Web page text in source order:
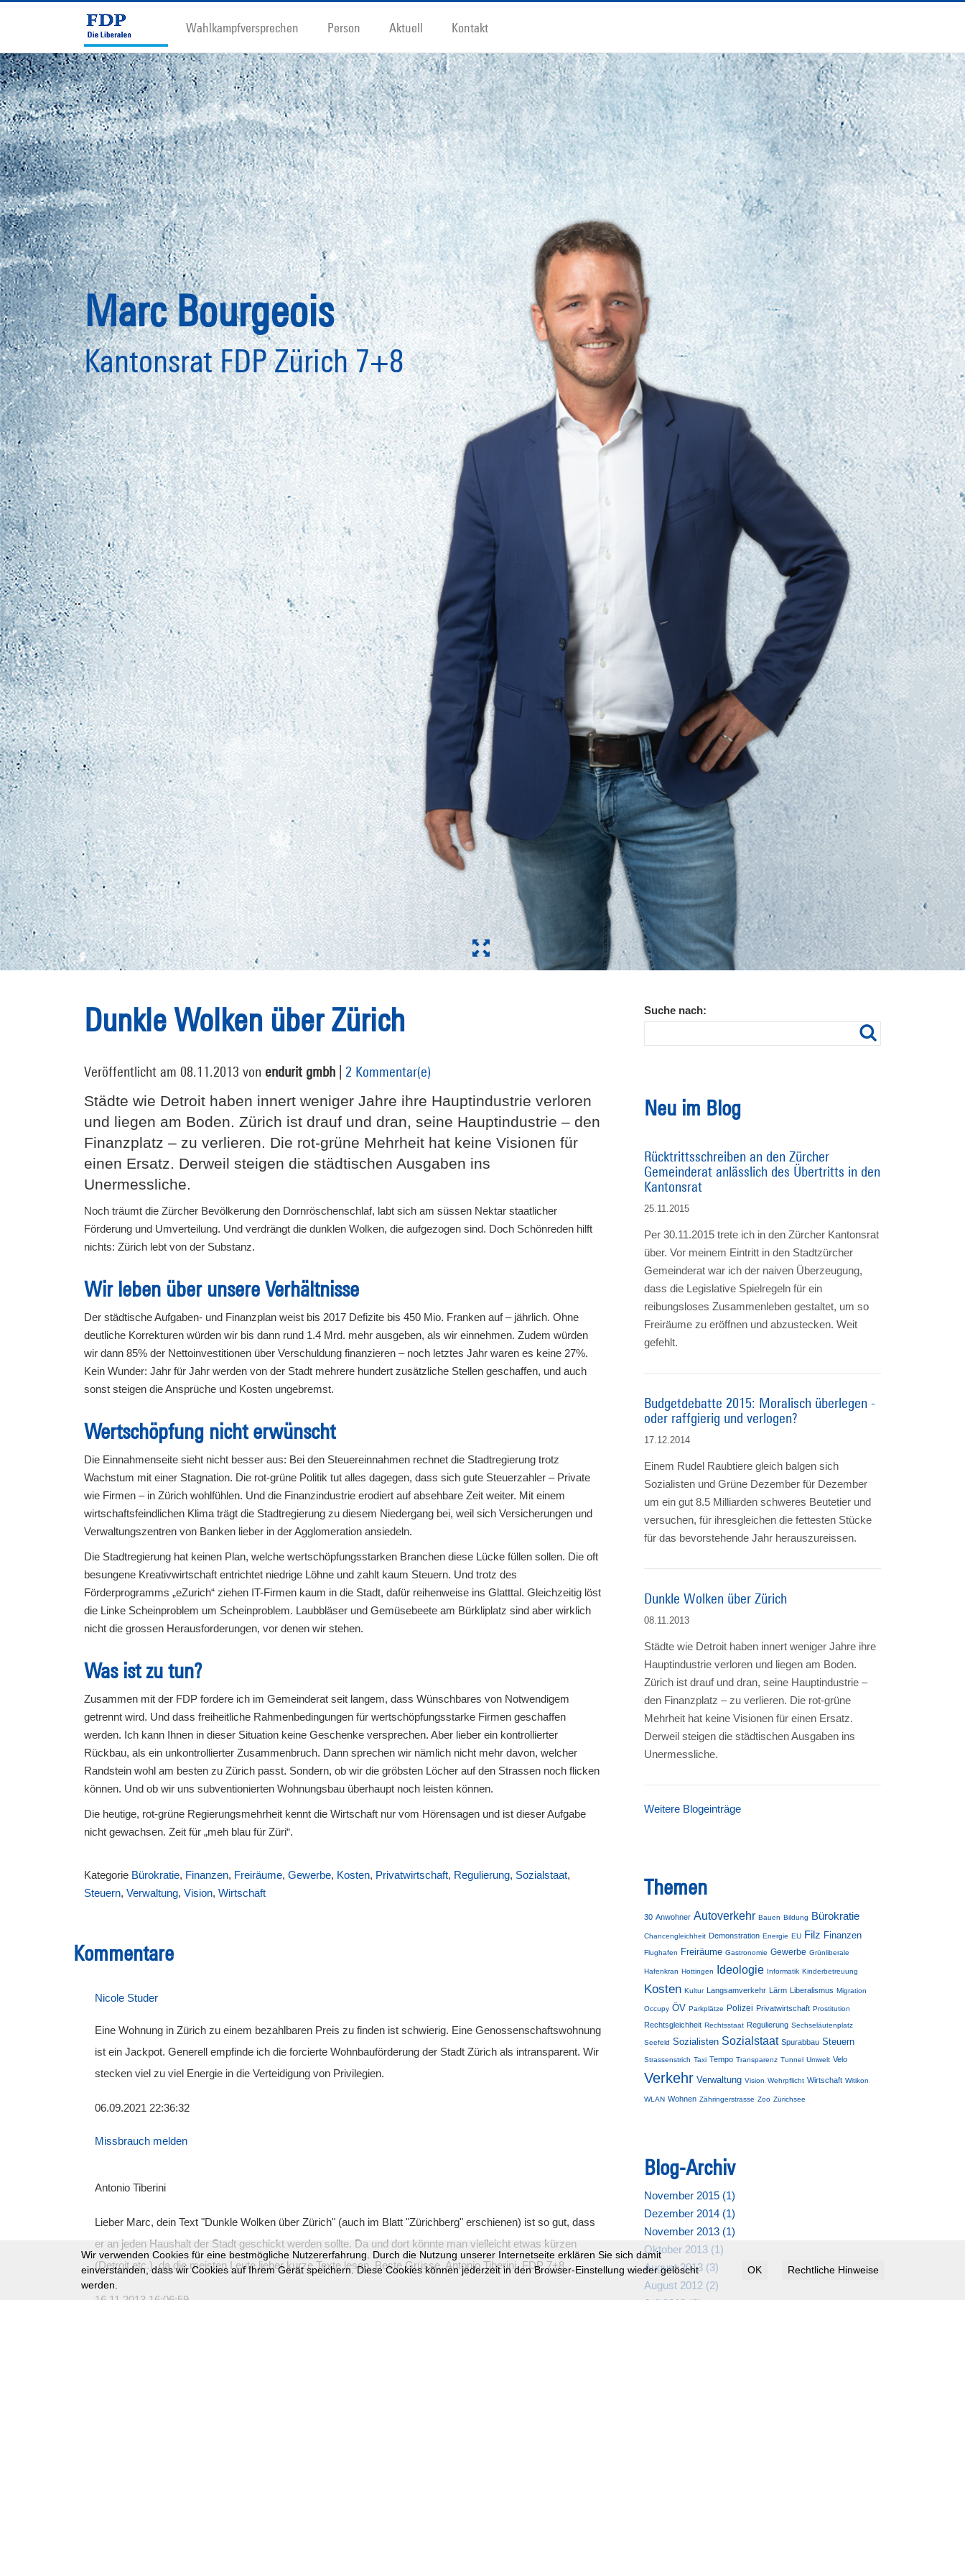
Wahlkampfversprechen Person Aktuell Kontakt
Marc Bourgeois
Kantonsrat FDP Zürich 7+8
Dunkle Wolken über Zürich
Veröffentlicht am 08.11.2013 von endurit gmbh
2 Kommentar(e)
Städte wie Detroit haben innert weniger Jahre ihre Hauptindustrie verloren
und liegen am Boden. Zürich ist drauf und dran, seine Hauptindustrie – den
Finanzplatz – zu verlieren. Die rot-grüne Mehrheit hat keine Visionen für
einen Ersatz. Derweil steigen die städtischen Ausgaben ins
Unermessliche.
Noch träumt die Zürcher Bevölkerung den Dornröschenschlaf, labt sich am süssen Nektar staatlicher
Förderung und Umverteilung. Und verdrängt die dunklen Wolken, die aufgezogen sind. Doch Schönreden hilft
nichts: Zürich lebt von der Substanz.
Wir leben über unsere Verhältnisse
Der städtische Aufgaben- und Finanzplan weist bis 2017 Defizite bis 450 Mio. Franken auf – jährlich. Ohne
deutliche Korrekturen würden wir bis dann rund 1.4 Mrd. mehr ausgeben, als wir einnehmen. Zudem würden
wir dann 85% der Nettoinvestitionen über Verschuldung finanzieren – noch letztes Jahr waren es keine 27%.
Kein Wunder: Jahr für Jahr werden von der Stadt mehrere hundert zusätzliche Stellen geschaffen, und auch
sonst steigen die Ansprüche und Kosten ungebremst.
Wertschöpfung nicht erwünscht
Die Einnahmenseite sieht nicht besser aus: Bei den Steuereinnahmen rechnet die Stadtregierung trotz
Wachstum mit einer Stagnation. Die rot-grüne Politik tut alles dagegen, dass sich gute Steuerzahler – Private
wie Firmen – in Zürich wohlfühlen. Und die Finanzindustrie erodiert auf absehbare Zeit weiter. Mit einem
wirtschaftsfeindlichen Klima trägt die Stadtregierung zu diesem Niedergang bei, weil sich Versicherungen und
Verwaltungszentren von Banken lieber in der Agglomeration ansiedeln.
Die Stadtregierung hat keinen Plan, welche wertschöpfungsstarken Branchen diese Lücke füllen sollen. Die oft
besungene Kreativwirtschaft entrichtet niedrige Löhne und zahlt kaum Steuern. Und trotz des
Förderprogramms „eZurich“ ziehen IT-Firmen kaum in die Stadt, dafür reihenweise ins Glatttal. Gleichzeitig löst
die Linke Scheinproblem um Scheinproblem. Laubbläser und Gemüsebeete am Bürkliplatz sind aber wirklich
nicht die grossen Herausforderungen, vor denen wir stehen.
Was ist zu tun?
Zusammen mit der FDP fordere ich im Gemeinderat seit langem, dass Wünschbares von Notwendigem
getrennt wird. Und dass freiheitliche Rahmenbedingungen für wertschöpfungsstarke Firmen geschaffen
werden. Ich kann Ihnen in dieser Situation keine Geschenke versprechen. Aber lieber ein kontrollierter
Rückbau, als ein unkontrollierter Zusammenbruch. Dann sprechen wir nämlich nicht mehr davon, welcher
Randstein wohl am besten zu Zürich passt. Sondern, ob wir die gröbsten Löcher auf den Strassen noch flicken
können. Und ob wir uns subventionierten Wohnungsbau überhaupt noch leisten können.
Die heutige, rot-grüne Regierungsmehrheit kennt die Wirtschaft nur vom Hörensagen und ist dieser Aufgabe
nicht gewachsen. Zeit für „meh blau für Züri“.
Kategorie Bürokratie, Finanzen, Freiräume, Gewerbe, Kosten, Privatwirtschaft, Regulierung, Sozialstaat,
Steuern, Verwaltung, Vision, Wirtschaft
Kommentare
Nicole Studer
Eine Wohnung in Zürich zu einem bezahlbaren Preis zu finden ist schwierig. Eine Genossenschaftswohnung
ist ein Jackpot. Generell empfinde ich die forcierte Wohnbauförderung der Stadt Zürich als intransparent. Wir
stecken viel zu viel Energie in die Verteidigung von Privilegien.
06.09.2021 22:36:32
Missbrauch melden
Antonio Tiberini
Lieber Marc, dein Text "Dunkle Wolken über Zürich" (auch im Blatt "Zürichberg" erschienen) ist so gut, dass
er an jeden Haushalt der Stadt geschickt werden sollte. Da und dort könnte man vielleicht etwas kürzen
(Detroit etc.), da die meisten Leute lieber kurze Texte lesen. Beste Grüsse, Antonio Tiberini, FDP 7+8
16.11.2013 16:06:59
Suche nach:
Neu im Blog
Rücktrittsschreiben an den Zürcher
Gemeinderat anlässlich des Übertritts in den
Kantonsrat
25.11.2015
Per 30.11.2015 trete ich in den Zürcher Kantonsrat
über. Vor meinem Eintritt in den Stadtzürcher
Gemeinderat war ich der naiven Überzeugung,
dass die Legislative Spielregeln für ein
reibungsloses Zusammenleben gestaltet, um so
Freiräume zu eröffnen und abzustecken. Weit
gefehlt.
Budgetdebatte 2015: Moralisch überlegen -
oder raffgierig und verlogen?
17.12.2014
Einem Rudel Raubtiere gleich balgen sich
Sozialisten und Grüne Dezember für Dezember
um ein gut 8.5 Milliarden schweres Beutetier und
versuchen, für ihresgleichen die fettesten Stücke
für das bevorstehende Jahr herauszureissen.
Dunkle Wolken über Zürich
08.11.2013
Städte wie Detroit haben innert weniger Jahre ihre
Hauptindustrie verloren und liegen am Boden.
Zürich ist drauf und dran, seine Hauptindustrie –
den Finanzplatz – zu verlieren. Die rot-grüne
Mehrheit hat keine Visionen für einen Ersatz.
Derweil steigen die städtischen Ausgaben ins
Unermessliche.
Weitere Blogeinträge
Themen
30 Anwohner Autoverkehr Bauen Bildung Bürokratie
Chancengleichheit Demonstration Energie EU Filz Finanzen
Flughafen Freiräume Gastronomie Gewerbe Grünliberale
Hafenkran Hottingen Ideologie Informatik Kinderbetreuung
Kosten Kultur Langsamverkehr Lärm Liberalismus Migration
Occupy ÖV Parkplätze Polizei Privatwirtschaft Prostitution
Rechtsgleichheit Rechtsstaat Regulierung Sechseläutenplatz
Seefeld Sozialisten Sozialstaat Spurabbau Steuern
Strassenstrich Taxi Tempo Transparenz Tunnel Umwelt Velo
Verkehr Verwaltung Vision Wehrpflicht Wirtschaft Witikon
WLAN Wohnen Zähringerstrasse Zoo Zürichsee
Blog-Archiv
November 2015 (1)
Dezember 2014 (1)
November 2013 (1)
Oktober 2013 (1)
August 2013 (3)
August 2012 (2)
Juli 2012 (2)
Wir verwenden Cookies für eine bestmögliche Nutzererfahrung. Durch die Nutzung unserer Internetseite erklären Sie sich damit
einverstanden, dass wir Cookies auf Ihrem Gerät speichern. Diese Cookies können jederzeit in den Browser-Einstellung wieder gelöscht
werden.
OK Rechtliche Hinweise